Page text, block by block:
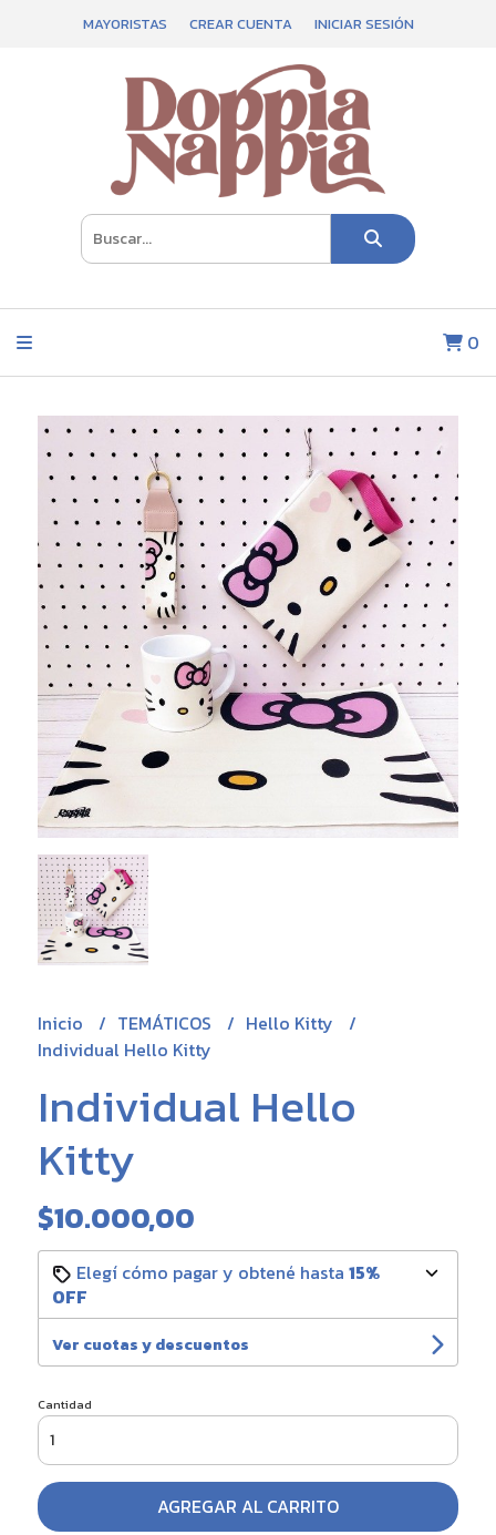
MAYORISTAS CREAR CUENTA INICIAR SESIÓN
0
Inicio TEMÁTICOS
Hello Kitty
Individual Hello Kitty
Individual Hello
Kitty
$10.000,00
Elegí cómo pagar y obtené hasta 15%
OFF
Ver cuotas y descuentos
Cantidad
AGREGAR AL CARRITO